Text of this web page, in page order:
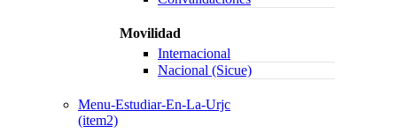
Movilidad
Internacional
Nacional (Sicue)
Menu-Estudiar-En-La-Urjc
(item2)